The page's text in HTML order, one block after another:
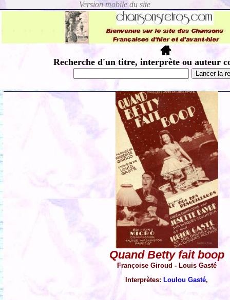
Recherche d'un titre, interprète ou auteur
Quand Betty fait boop
Françoise Giroud - Louis Gasté
Interprètes: Loulou Gasté,